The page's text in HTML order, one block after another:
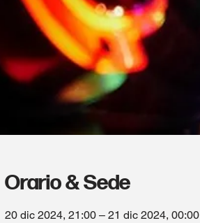
Orario & Sede
20 dic 2024, 21:00 – 21 dic 2024, 00:00